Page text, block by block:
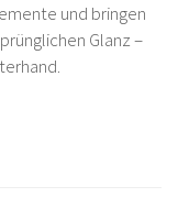
und bringen
Glanz –